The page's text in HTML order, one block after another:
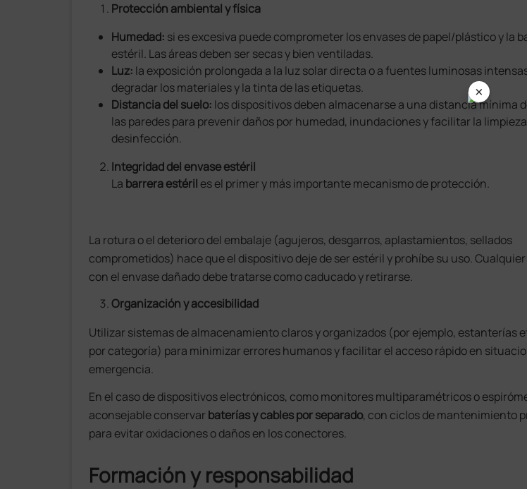
Protección ambiental y física
Humedad: si es excesiva puede comprometer los envases de papel/plástico y la
estéril. Las áreas deben ser secas y bien ventiladas.
Luz: la exposición prolongada a la luz solar directa o a fuentes luminosas
degradar los materiales y la tinta de las etiquetas.
Distancia del suelo: los dispositivos deben almacenarse a una distancia mínima
las paredes para prevenir daños por humedad, inundaciones y facilitar la
desinfección.
Integridad del envase estéril
La barrera estéril es el primer y más importante mecanismo de protección.
La rotura o el deterioro del embalaje (agujeros, desgarros, aplastamientos, sellados
comprometidos) hace que el dispositivo deje de ser estéril y prohíbe su uso.
con el envase dañado debe tratarse como caducado y retirarse.
Organización y accesibilidad
Utilizar sistemas de almacenamiento claros y organizados (por ejemplo, estanterías
por categoría) para minimizar errores humanos y facilitar el acceso rápido en
emergencia.
En el caso de dispositivos electrónicos, como monitores multiparamétricos o
aconsejable conservar baterías y cables por separado, con ciclos de mantenimiento
para evitar oxidaciones o daños en los conectores.
Formación y responsabilidad
×